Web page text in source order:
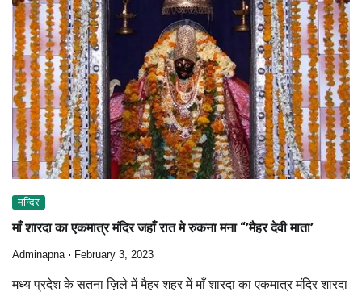
मन्दिर
माँ शारदा का एकमात्र मंदिर जहाँ रात मे रुकना मना “’मैहर देवी माता’
Adminapna February 3, 2023
मध्य प्रदेश के सतना ज़िले में मैहर शहर में माँ शारदा का एकमात्र मंदिर शारदा